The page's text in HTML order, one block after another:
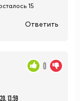
15
Ответить
13:59
0